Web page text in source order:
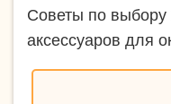
Советы по
аксессуаров для